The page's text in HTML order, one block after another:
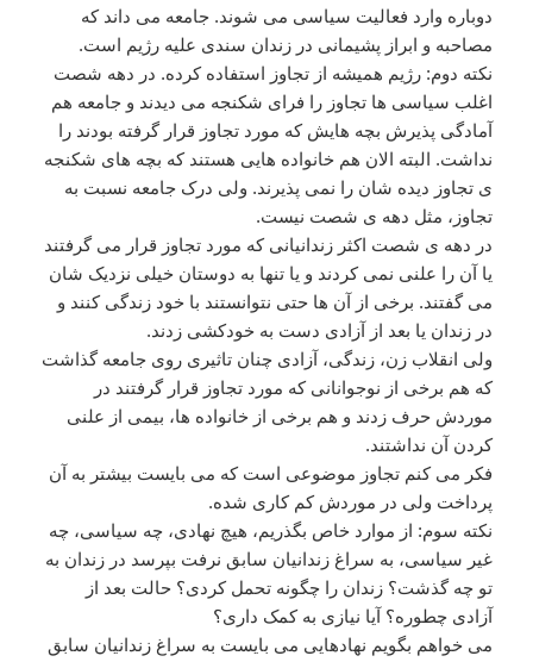
دوباره وارد فعالیت سیاسی می شوند. جامعه می داند که
مصاحبه و ابراز پشیمانی در زندان سندی علیه رژیم است.
نکته دوم: رژیم همیشه از تجاوز استفاده کرده. در دهه شصت
اغلب سیاسی ها تجاوز را فرای شکنجه می دیدند و جامعه هم
آمادگی پذیرش بچه هایش که مورد تجاوز قرار گرفته بودند را
نداشت. البته الان هم خانواده هایی هستند که بچه های شکنجه
ی تجاوز دیده شان را نمی پذیرند. ولی درک جامعه نسبت به
تجاوز، مثل دهه ی شصت نیست.
در دهه ی شصت اکثر زندانیانی که مورد تجاوز قرار می گرفتند
یا آن را علنی نمی کردند و یا تنها به دوستان خیلی نزدیک شان
می گفتند. برخی از آن ها حتی نتوانستند با خود زندگی کنند و
در زندان یا بعد از آزادی دست به خودکشی زدند.
ولی انقلاب زن، زندگی، آزادی چنان تاثیری روی جامعه گذاشت
که هم برخی از نوجوانانی که مورد تجاوز قرار گرفتند در
موردش حرف زدند و هم برخی از خانواده ها، بیمی از علنی
کردن آن نداشتند.
فکر می کنم تجاوز موضوعی است که می بایست بیشتر به آن
پرداخت ولی در موردش کم کاری شده.
نکته سوم: از موارد خاص بگذریم، هیچ نهادی، چه سیاسی، چه
غیر سیاسی، به سراغ زندانیان سابق نرفت بپرسد در زندان به
تو چه گذشت؟ زندان را چگونه تحمل کردی؟ حالت بعد از
آزادی چطوره؟ آیا نیازی به کمک داری؟
می خواهم بگویم نهادهایی می بایست به سراغ زندانیان سابق